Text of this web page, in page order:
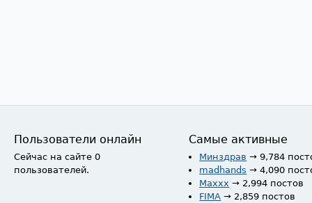
Пользователи онлайн
Сейчас на сайте 0
пользователей.
Самые активные
Минздрав → 9,784
madhands → 4,090
Maxxx → 2,994 постов
FIMA → 2,859 постов